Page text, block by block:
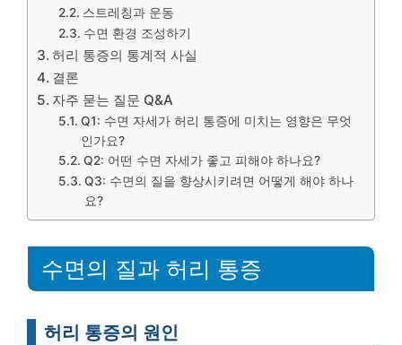
스트레칭과 운동
수면 환경 조성하기
허리 통증의 통계적 사실
결론
자주 묻는 질문 Q&A
Q1: 수면 자세가 허리 통증에 미치는 영향은 무엇
인가요?
Q2: 어떤 수면 자세가 좋고 피해야 하나요?
Q3: 수면의 질을 향상시키려면 어떻게 해야 하나
요?
수면의 질과 허리 통증
허리 통증의 원인